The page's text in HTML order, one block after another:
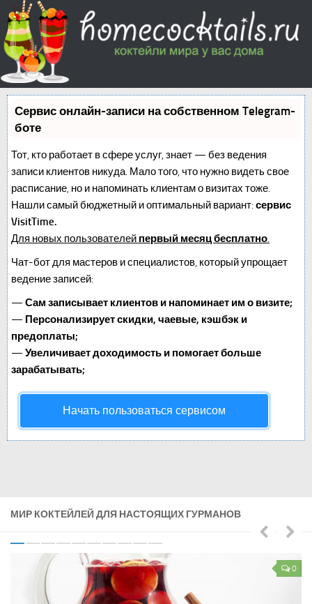
Сервис онлайн-записи на собственном Telegram-
боте
Тот, кто работает в сфере услуг, знает — без ведения
записи клиентов никуда. Мало того, что нужно видеть свое
расписание, но и напоминать клиентам о визитах тоже.
Нашли самый бюджетный и оптимальный вариант: сервис
VisitTime.
Для новых пользователей первый месяц бесплатно.
Чат-бот для мастеров и специалистов, который упрощает
ведение записей:
— Сам записывает клиентов и напоминает им о визите;
— Персонализирует скидки, чаевые, кэшбэк и
предоплаты;
— Увеличивает доходимость и помогает больше
зарабатывать;
Начать пользоваться сервисом
МИР КОКТЕЙЛЕЙ ДЛЯ НАСТОЯЩИХ ГУРМАНОВ
0